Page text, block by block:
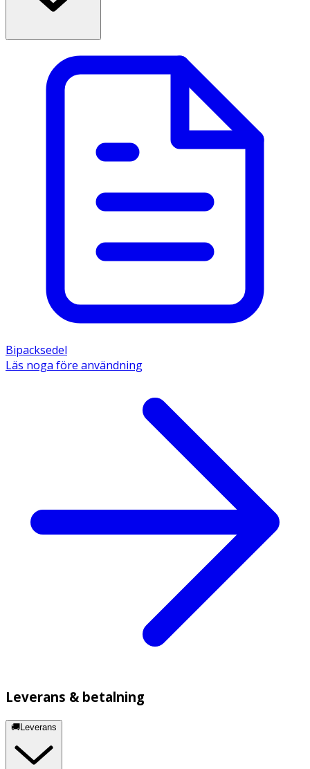
Bipacksedel
Läs noga före användning
Leverans & betalning
🚚Leverans